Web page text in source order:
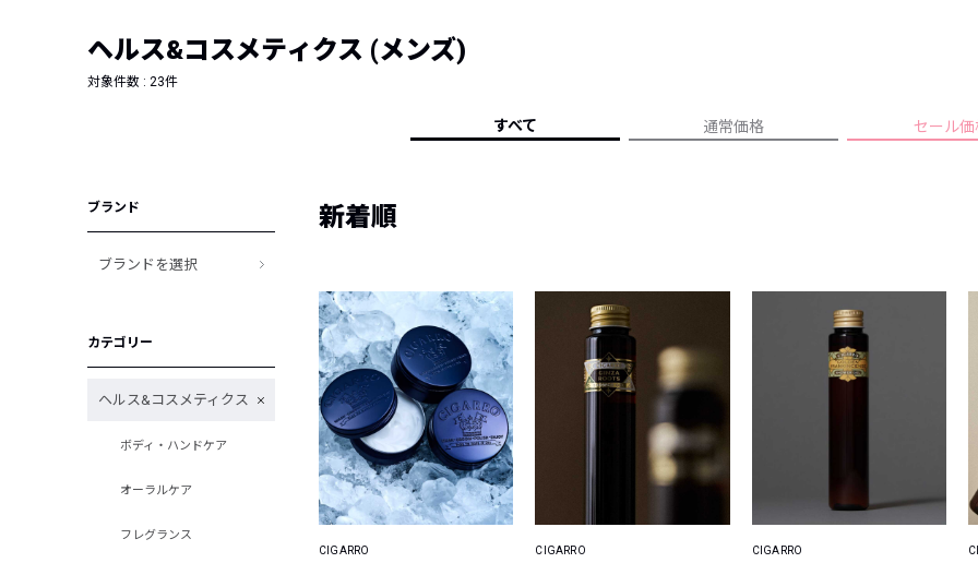
新着アイテム
編集部のおすすめアイテム
コーディネート
人気記事ランキング
フォーカスブランド
セールおすすめアイテム
人気アイテム TOP 15
プライバシー
ヘルス&コスメティクス (メンズ)
対象件数 : 23件
すべて 通常価格 セール価
ブランド
ブランドを選択
カテゴリー
ヘルス&コスメティクス
ボディ・ハンドケア
オーラルケア
フレグランス
新着順
CIGARRO CIGARRO CIGARRO